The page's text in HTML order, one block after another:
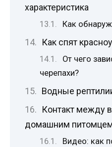
характеристика
Как
Как спят
От чего
черепахи?
Водные
Контакт между
домашним
Видео: как